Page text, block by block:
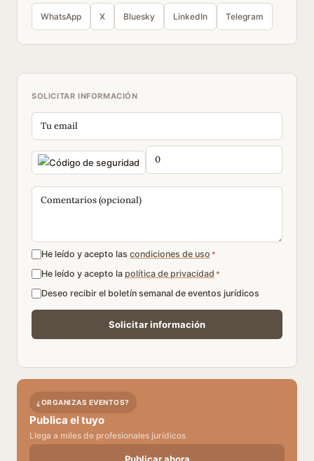
WhatsApp X Bluesky LinkedIn Telegram
SOLICITAR INFORMACIÓN
He leído y acepto las condiciones de uso *
He leído y acepto la política de privacidad *
Deseo recibir el boletín semanal de eventos jurídicos
¿ORGANIZAS EVENTOS?
Publica el tuyo
Llega a miles de profesionales jurídicos